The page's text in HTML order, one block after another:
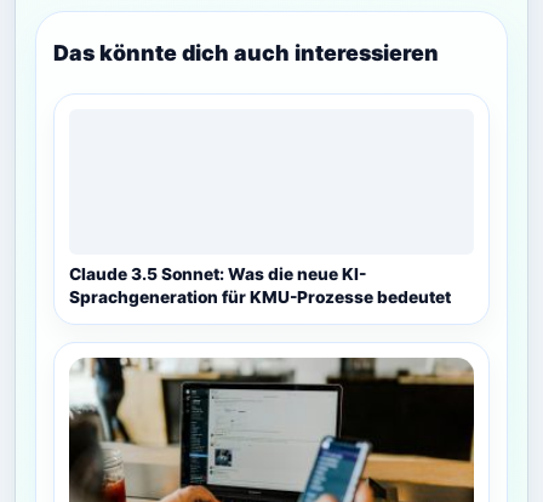
Das könnte dich auch interessieren
Claude 3.5 Sonnet: Was die neue KI-
Sprachgeneration für KMU-Prozesse bedeutet